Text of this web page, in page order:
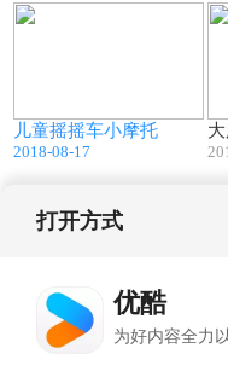
儿童摇摇车小摩托
2018-08-17
打开方式
优酷
为好内容全力